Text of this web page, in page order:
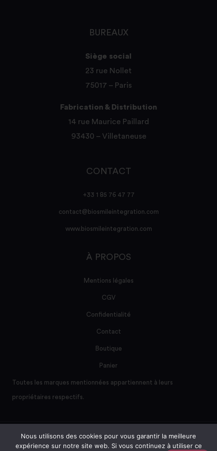
BUREAUX
Siège social
23 rue Nollet
75017 – Paris
Fabrication & Distribution
14 rue Maurice Paillard
93430 – Villetaneuse
CONTACT
+33 1 85 76 47 77
contact@biosmileintegration.com
www.biosmileintegration.com
À PROPOS
Mentions légales
CGV
Confidentialité
Contact
Boutique
Panier
Toutes les marques mentionnées appartiennent à leurs
propriétaires respectifs.
Site créé et maintenu par AD/sum
Nous utilisons des cookies pour vous garantir la meilleure
expérience sur notre site web. Si vous continuez à utiliser ce